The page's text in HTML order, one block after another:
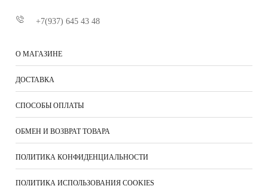
+7(937) 645 43 48
О МАГАЗИНЕ
ДОСТАВКА
СПОСОБЫ ОПЛАТЫ
ОБМЕН И ВОЗВРАТ ТОВАРА
ПОЛИТИКА КОНФИДЕНЦИАЛЬНОСТИ
ПОЛИТИКА ИСПОЛЬЗОВАНИЯ COOKIES